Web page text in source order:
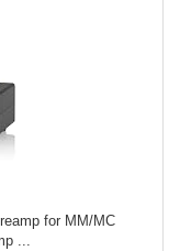
for MM/MC
...